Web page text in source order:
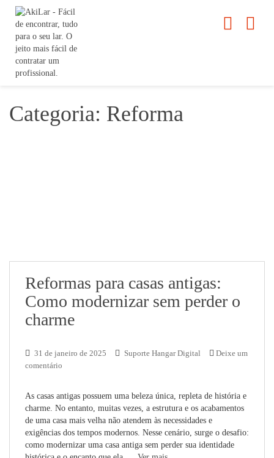
Categoria: Reforma
Reformas para casas antigas:
Como modernizar sem perder o
charme
31 de janeiro de 2025 Suporte Hangar Digital
Deixe um
comentário
As casas antigas possuem uma beleza única, repleta de história e
charme. No entanto, muitas vezes, a estrutura e os acabamentos
de uma casa mais velha não atendem às necessidades e
exigências dos tempos modernos. Nesse cenário, surge o desafio:
como modernizar uma casa antiga sem perder sua identidade